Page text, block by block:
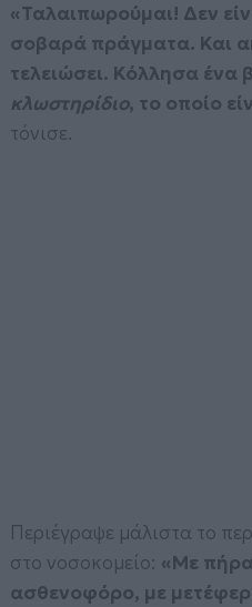
«Ταλαιπωρούμαι! Δεν
σοβαρά πράγματα. Και
τελειώσει. Κόλλησα ένα
κλωστηρίδιο, το οποίο
τόνισε.
Περιέγραψε μάλιστα το
στο νοσοκομείο: «Με
ασθενοφόρο, με